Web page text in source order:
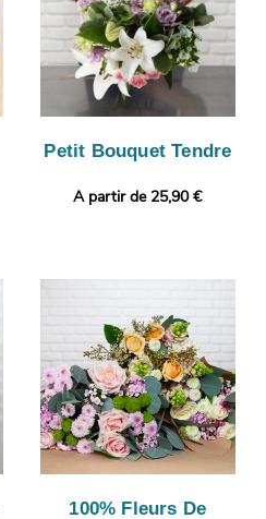
Petit Bouquet Tendre
A partir de 25,90 €
100% Fleurs De